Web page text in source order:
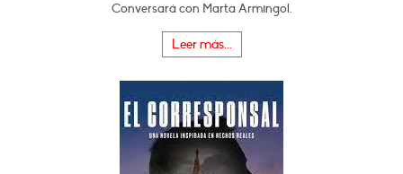
Conversará con Marta Armingol.
Leer más...